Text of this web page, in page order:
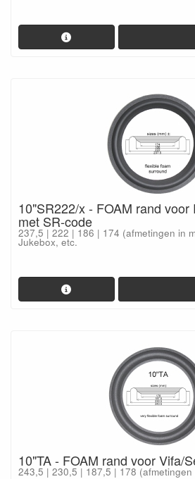
10"SR222/x - FOAM rand voor
met SR-code
237,5 | 222 | 186 | 174 (afmetingen in
Jukebox, etc.
10"TA - FOAM rand voor Vifa/
243,5 | 230,5 | 187,5 | 178 (afmetingen